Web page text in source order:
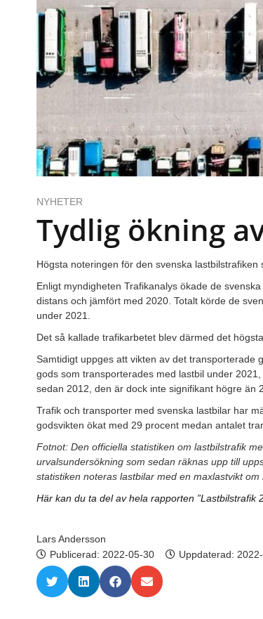
NYHETER
Tydlig ökning
Högsta noteringen för den svenska lastbilstrafiken
Enligt myndigheten Trafikanalys ökade de
distans och jämfört med 2020. Totalt körde de
under 2021.
Det så kallade trafikarbetet blev därmed det
Samtidigt uppges att vikten av det transporterade
gods som transporterades med lastbil under
sedan 2012, den är dock inte signifikant högre än
Trafik och transporter med svenska lastbilar har
godsvikten ökat med 29 procent medan antalet
Fotnot: Den officiella statistiken om lastbilstrafik
urvalsundersökning som sedan räknas upp till
statistiken noteras lastbilar med en maxlastvikt om
Här kan du ta del av hela rapporten ”Lastbilstrafik
Lars Andersson
Publicerad: 2022-05-30 Uppdaterad: